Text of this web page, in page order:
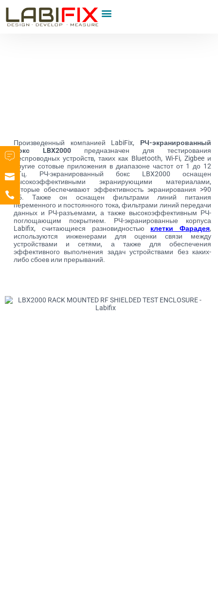
Произведенный компанией LabiFix, РЧ-экранированный
бокс LBX2000 предназначен для тестирования
беспроводных устройств, таких как Bluetooth, Wi-Fi, Zigbee и
другие сотовые приложения в диапазоне частот от 1 до 12
ГГц. РЧ-экранированный бокс LBX2000 оснащен
высокоэффективными экранирующими материалами,
которые обеспечивают эффективность экранирования >90
дБ. Также он оснащен фильтрами линий питания
переменного и постоянного тока, фильтрами линий передачи
данных и РЧ-разъемами, а также высокоэффективным РЧ-
поглощающим покрытием. РЧ-экранированные корпуса
Labifix, считающиеся разновидностью клетки Фарадея,
используются инженерами для оценки связи между
устройствами и сетями, а также для обеспечения
эффективного выполнения задач устройствами без каких-
либо сбоев или прерываний.